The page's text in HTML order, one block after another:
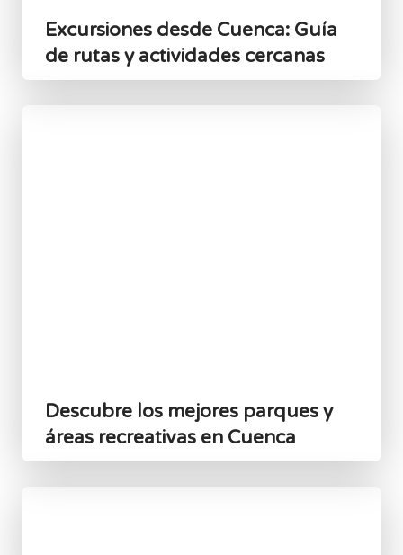
Excursiones desde Cuenca: Guía
de rutas y actividades cercanas
Descubre los mejores parques y
áreas recreativas en Cuenca